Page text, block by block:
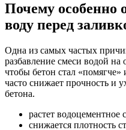
Почему особенно
воду перед
Одна из самых частых
разбавление смеси водой на
чтобы бетон стал «помягче»
часто снижает прочность и
бетона.
растет водоцементное
снижается плотность